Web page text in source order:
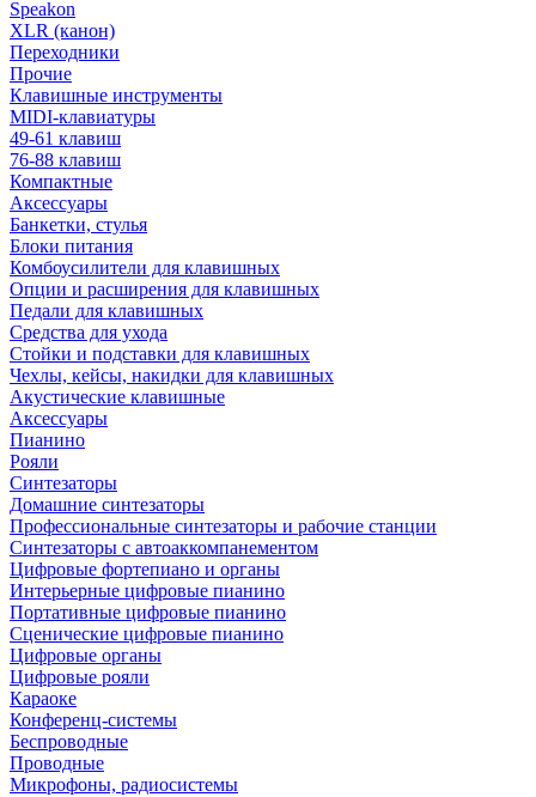
Speakon
XLR (канон)
Переходники
Прочие
Клавишные инструменты
MIDI-клавиатуры
49-61 клавиш
76-88 клавиш
Компактные
Аксессуары
Банкетки, стулья
Блоки питания
Комбоусилители для клавишных
Опции и расширения для клавишных
Педали для клавишных
Средства для ухода
Стойки и подставки для клавишных
Чехлы, кейсы, накидки для клавишных
Акустические клавишные
Аксессуары
Пианино
Рояли
Синтезаторы
Домашние синтезаторы
Профессиональные синтезаторы и рабочие станции
Синтезаторы с автоаккомпанементом
Цифровые фортепиано и органы
Интерьерные цифровые пианино
Портативные цифровые пианино
Сценические цифровые пианино
Цифровые органы
Цифровые рояли
Караоке
Конференц-системы
Беспроводные
Проводные
Микрофоны, радиосистемы